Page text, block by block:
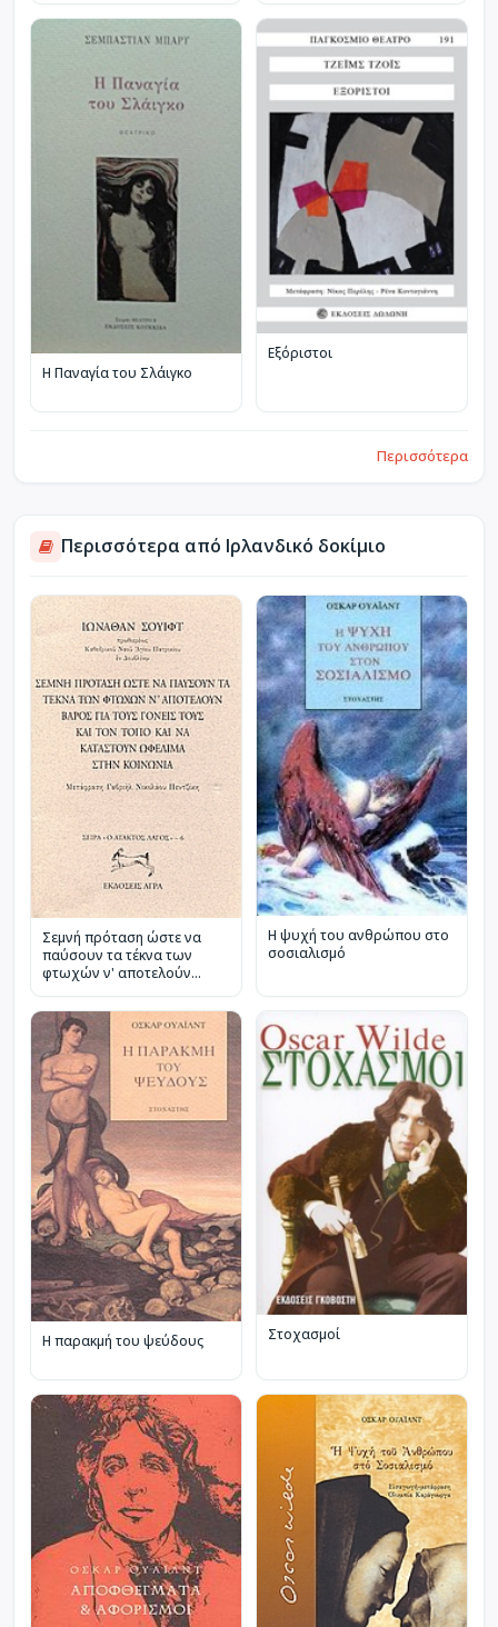
Η Παναγία του Σλάιγκο
Εξόριστοι
Περισσότερα
Περισσότερα από Ιρλανδικό δοκίμιο
Σεμνή πρόταση ώστε να
παύσουν τα τέκνα των
φτωχών ν' αποτελούν
και τον τόπο και να
καταστούν ωφέλιμα στην
κοινωνία
Η ψυχή του ανθρώπου στο
σοσιαλισμό
Η παρακμή του ψεύδους Στοχασμοί